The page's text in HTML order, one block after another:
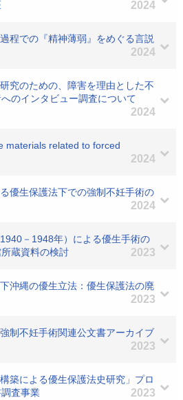
2024
程での『精神薄弱』をめぐる言説
2024
究のための、障害を理由とした不
のインタビュー調査について
2024
materials related to forced
2024
優生保護法下での強制不妊手術の
2024
－1948年）による優生手術の
蔵資料の検討
2023
沖縄の優生立法：優生保護法の廃
2023
制不妊手術関連公文書アーカイブ
2023
築による優生保護法史研究」プロ
査事業
2023